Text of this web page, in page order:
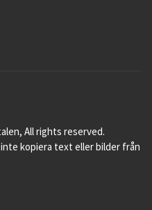
All rights reserved.
kopiera text eller bilder från